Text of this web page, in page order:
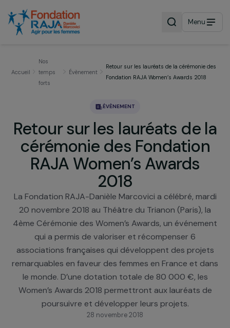
Menu
temps Évènement
Retour sur les lauréats de la cérémonie
Retour sur les lauréats de
cérémonie des
RAJA Women’s Awards
2018
La Fondation RAJA-Danièle Marcovici a célébré,
20 novembre 2018 au Théâtre du Trianon (Paris),
4ème Cérémonie des Women’s Awards, un
qui a permis de valoriser et récompenser 6
associations françaises qui développent des
remarquables en faveur des femmes en France et
le monde. D’une dotation totale de 80 000 €,